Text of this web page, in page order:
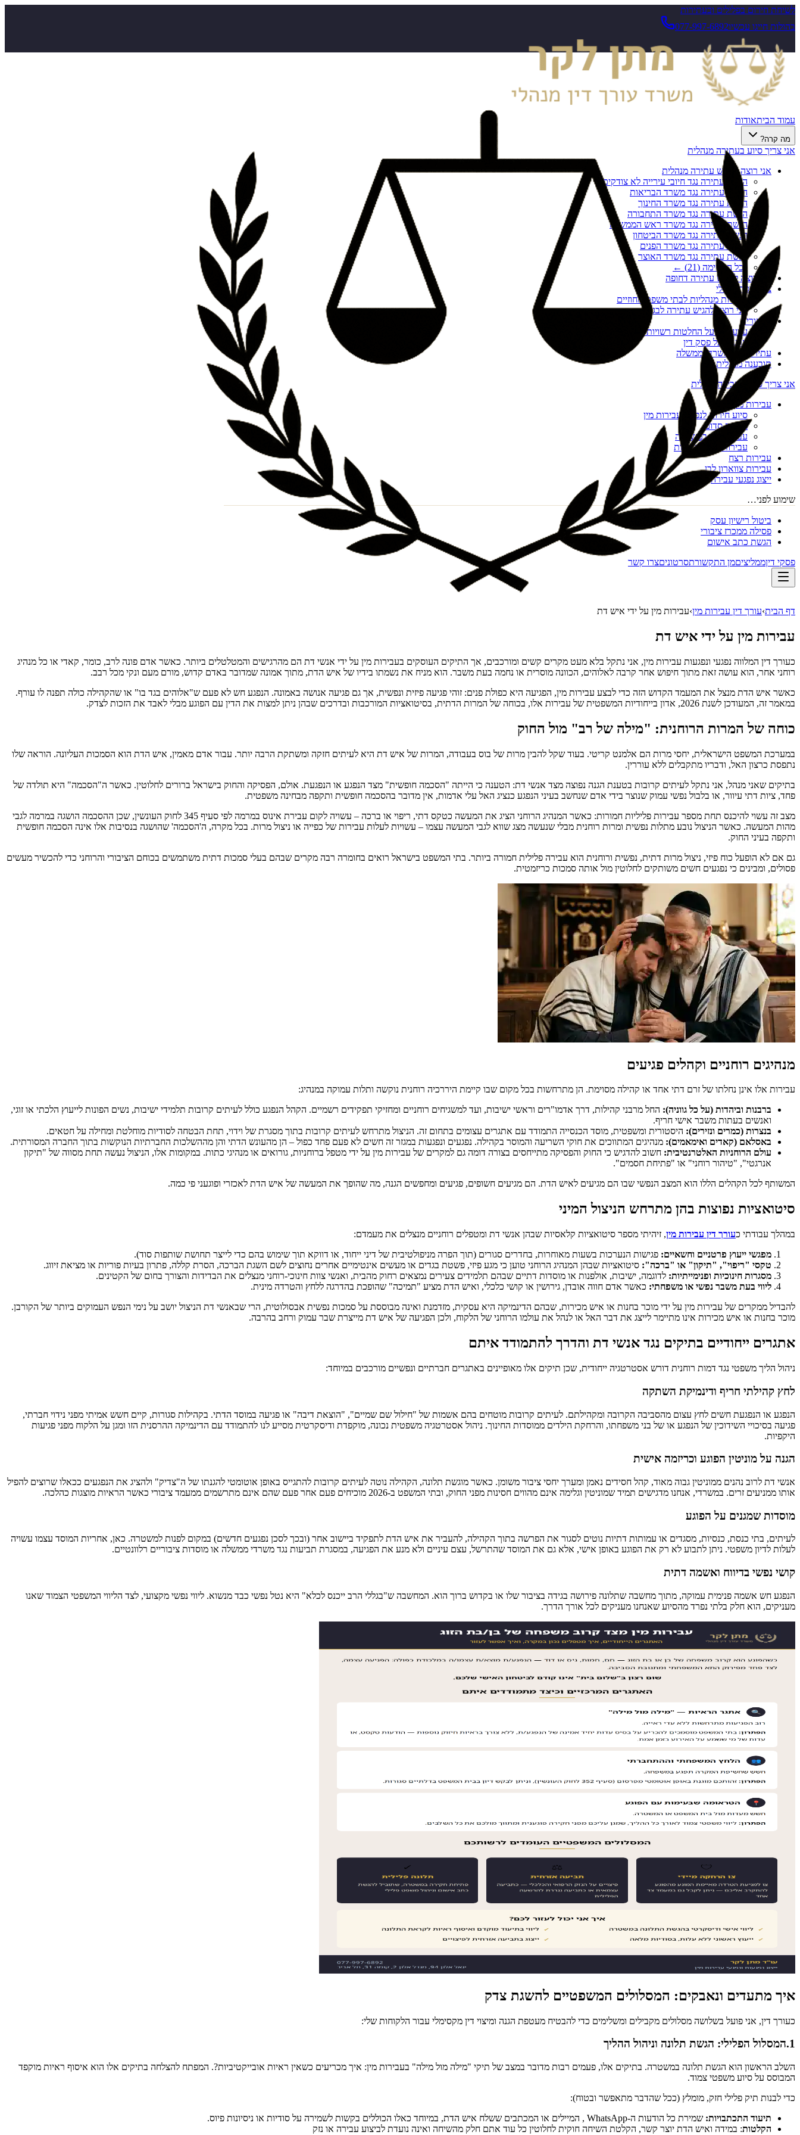
לשיחת חירום בפלילים ובעתירות
בהולות חייגו עכשיו077-997-6892
עמוד הביתאודות
מה קרה?
אני צריך סיוע בעתירה מנהלית
אני רוצה להגיש עתירה מנהלית
הגשת עתירה נגד חיובי עירייה לא צודקים
הגשת עתירה נגד משרד הבריאות
הגשת עתירה נגד משרד החינוך
הגשת עתירה נגד משרד התחבורה
הגשת עתירה נגד משרד ראש הממשלה
הגשת עתירה נגד משרד הביטחון
הגשת עתירה נגד משרד הפנים
הגשת עתירה נגד משרד האוצר
לכל הרשימה (21
) ←
אני רוצה להגיש עתירה דחופה
צו הריסה מנהלי
עתירות מנהליות לבתי משפט מחוזיים
אני רוצה להגיש עתירה לבג"ץ
ערעורים
ערעורים על החלטות רשויות מקומיות
ערעור על פסק דין
עתירות נגד משרדי ממשלה
תובענה מנהלית
אני צריך סיוע בעבירה פלילית
עבירות מין
סיוע חירום לנפגעי עבירות מין
מעשה סדום
עבירות מין במשפחה
עבירות מין דיגיטליות
עבירות רצח
עבירות צווארון לבן
ייצוג נפגעי עבירה
שימוע לפני…
ביטול רישיון עסק
פסילה ממכרז ציבורי
הגשת כתב אישום
פסקי דיןממליציםמן התקשורתסרטוניםצרו קשר
דף הבית›עורך דין עבירות מין›עבירות מין על ידי איש דת
עבירות מין על ידי איש דת
כעורך דין המלווה נפגעי ונפגעות עבירות מין, אני נתקל בלא מעט מקרים קשים ומורכבים, אך התיקים העוסקים בעבירות מין על ידי אנשי דת הם מהרגישים והמטלטלים ביותר. כאשר אדם פונה לרב, כומר, קאדי או כל מנהיג
רוחני אחר, הוא עושה זאת מתוך חיפוש אחר קרבה לאלוהים, הכוונה מוסרית או נחמה בעת משבר. הוא מניח את נשמתו בידיו של איש הדת, מתוך אמונה שמדובר באדם קדוש, מורם מעם ונקי מכל רבב.
כאשר איש הדת מנצל את המעמד הקדוש הזה כדי לבצע עבירות מין, הפגיעה היא כפולת פנים: זוהי פגיעה פיזית ונפשית, אך גם פגיעה אנושה באמונה. הנפגע חש לא פעם ש"אלוהים בגד בו" או שהקהילה כולה תפנה לו עורף.
במאמר זה, המעודכן לשנת 2026, אדון בייחודיות המשפטית של עבירות אלו, בכוחה של המרות הדתית, בסיטואציות המורכבות ובדרכים שבהן ניתן למצות את הדין עם הפוגע מבלי לאבד את הזכות לצדק.
כוחה של המרות הרוחנית: "מילה של רב" מול החוק
במערכת המשפט הישראלית, יחסי מרות הם אלמנט קריטי. בעוד שקל להבין מרות של בוס בעבודה, המרות של איש דת היא לעיתים חזקה ומשתקת הרבה יותר. עבור אדם מאמין, איש הדת הוא הסמכות העליונה. הוראה שלו
נתפסת כרצון האל, ודבריו מתקבלים ללא עוררין.
בתיקים שאני מנהל, אני נתקל לעיתים קרובות בטענת הגנה נפוצה מצד אנשי דת: הטענה כי הייתה "הסכמה חופשית" מצד הנפגע או הנפגעת. אולם, הפסיקה והחוק בישראל ברורים לחלוטין. כאשר ה"הסכמה" היא תולדה של
פחד, ציות דתי עיוור, או בלבול נפשי עמוק שנוצר בידי אדם שנחשב בעיני הנפגע כנציג האל עלי אדמות, אין מדובר בהסכמה חופשית ותקפה מבחינה משפטית.
מצב זה עשוי להיכנס תחת מספר עבירות פליליות חמורות: כאשר המנהיג הרוחני הציג את המעשה כטקס דתי, ריפוי או ברכה – עשויה לקום עבירת אינוס במרמה לפי סעיף 345 לחוק העונשין, שכן ההסכמה הושגה במרמה לגבי
מהות המעשה. כאשר הניצול נובע מתלות נפשית ומרות רוחנית מבלי שנעשה מצג שווא לגבי המעשה עצמו – עשויות לעלות עבירות של כפייה או ניצול מרות. בכל מקרה, ה'הסכמה' שהושגה בנסיבות אלו אינה הסכמה חופשית
ותקפה בעיני החוק.
גם אם לא הופעל כוח פיזי, ניצול מרות דתית, נפשית ורוחנית הוא עבירה פלילית חמורה ביותר. בתי המשפט בישראל רואים בחומרה רבה מקרים שבהם בעלי סמכות דתית משתמשים בכוחם הציבורי והרוחני כדי להכשיר מעשים
פסולים, ומבינים כי נפגעים חשים משותקים לחלוטין מול אותה סמכות כריזמטית.
מנהיגים רוחניים וקהלים פגיעים
עבירות אלו אינן נחלתו של זרם דתי אחד או קהילה מסוימת. הן מתרחשות בכל מקום שבו קיימת היררכיה רוחנית נוקשה ותלות עמוקה במנהיג:
ברבנות וביהדות (על כל גווניה): החל מרבני קהילות, דרך אדמו"רים וראשי ישיבות, ועד למשגיחים רוחניים ומחזיקי תפקידים רשמיים. הקהל הנפגע כולל לעיתים קרובות תלמידי ישיבות, נשים הפונות לייעוץ הלכתי או זוגי,
ואנשים בעתות משבר אישי חריף.
בנצרות (כמרים ונזירים): היסטורית ומשפטית, מוסד הכנסייה התמודד עם אתגרים עצומים בתחום זה. הניצול מתרחש לעיתים קרובות בתוך מסגרת של וידוי, תחת הבטחה לסודיות מוחלטת ומחילה על חטאים.
באסלאם (קאדים ואימאמים): מנהיגים המתווכים את חוקי השריעה והמוסר בקהילה. נפגעים ונפגעות במגזר זה חשים לא פעם פחד כפול – הן מהעונש הדתי והן מההשלכות החברתיות הנוקשות בתוך החברה המסורתית.
עולם הרוחניות האלטרנטיבית: חשוב להדגיש כי החוק והפסיקה מתייחסים בצורה דומה גם למקרים של עבירות מין על ידי מטפל ברוחניות, גורואים או מנהיגי כתות. במקומות אלו, הניצול נעשה תחת מסווה של "תיקון
אנרגטי", "טיהור רוחני" או "פתיחת חסמים".
המשותף לכל הקהלים הללו הוא המצב הנפשי שבו הם מגיעים לאיש הדת. הם מגיעים חשופים, פגיעים ומחפשים הגנה, מה שהופך את המעשה של איש הדת לאכזרי ופוגעני פי כמה.
סיטואציות נפוצות בהן מתרחש הניצול המיני
במהלך עבודתי כעורך דין עבירות מין, זיהיתי מספר סיטואציות קלאסיות שבהן אנשי דת ומטפלים רוחניים מנצלים את מעמדם:
מפגשי ייעוץ פרטניים וחשאיים: פגישות הנערכות בשעות מאוחרות, בחדרים סגורים (תוך הפרה מניפולטיבית של דיני ייחוד, או דווקא תוך שימוש בהם כדי לייצר תחושת שותפות סוד).
טקסי "ריפוי", "תיקון" או "ברכה": סיטואציות שבהן המנהיג הרוחני טוען כי מגע פיזי, פשטת בגדים או מעשים אינטימיים אחרים נחוצים לשם השגת הברכה, הסרת קללה, פתרון בעיות פוריות או מציאת זיווג.
מסגרות חינוכיות ופנימייתיות: לדוגמה, ישיבות, אולפנות או מוסדות דתיים שבהם תלמידים צעירים נמצאים רחוק מהבית, ואנשי צוות חינוכי-רוחני מנצלים את הבדידות והצורך בחום של הקטינים.
ליווי בעת משבר נפשי או משפחתי: כאשר אדם חווה אובדן, גירושין או קושי כלכלי, ואיש הדת מציע "תמיכה" שהופכת בהדרגה ללחץ והטרדה מינית.
להבדיל ממקרים של עבירות מין על ידי מוכר בחנות או איש מכירות, שבהם הדינמיקה היא עסקית, מזדמנת ואינה מבוססת על סמכות נפשית אבסולוטית, הרי שבאנשי דת הניצול יושב על נימי הנפש העמוקים ביותר של הקורבן.
מוכר בחנות או איש מכירות אינו מתיימר לייצג את דבר האל או לנהל את עולמו הרוחני של הלקוח, ולכן הפגיעה של איש דת מייצרת שבר עמוק ורחב בהרבה.
אתגרים ייחודיים בתיקים נגד אנשי דת והדרך להתמודד איתם
ניהול הליך משפטי נגד דמות רוחנית דורש אסטרטגיה ייחודית, שכן תיקים אלו מאופיינים באתגרים חברתיים ונפשיים מורכבים במיוחד:
לחץ קהילתי חריף ודינמיקת השתקה
הנפגע או הנפגעת חשים לחץ עצום מהסביבה הקרובה ומקהילתם. לעיתים קרובות מוטחים בהם אשמות של "חילול שם שמיים", "הוצאת דיבה" או פגיעה במוסד הדתי. בקהילות סגורות, קיים חשש אמיתי מפני נידוי חברתי,
פגיעה בסיכויי השידוכין של הנפגע או של בני משפחתו, והרחקת הילדים ממוסדות החינוך. ניהול אסטרטגיה משפטית נכונה, מוקפדת ודיסקרטית מסייע לנו להתמודד עם הדינמיקה ההרסנית הזו ומגן על הלקוח מפני פגיעות
היקפיות.
הגנה על מוניטין הפוגע וכריזמה אישית
אנשי דת לרוב נהנים ממוניטין גבוה מאוד, קהל חסידים נאמן ומערך יחסי ציבור משומן. כאשר מוגשת תלונה, הקהילה נוטה לעיתים קרובות להתגייס באופן אוטומטי להגנתו של ה"צדיק" ולהציג את הנפגעים ככאלו שרוצים להפיל
אותו ממניעים זרים. במשרדי, אנחנו מדגישים תמיד שמוניטין וגלימה אינם מהווים חסינות מפני החוק, ובתי המשפט ב-2026 מוכיחים פעם אחר פעם שהם אינם מתרשמים ממעמד ציבורי כאשר הראיות מוצגות כהלכה.
מוסדות שמגנים על הפוגע
לעיתים, בתי כנסת, כנסיות, מסגדים או עמותות דתיות נוטים לסגור את הפרשה בתוך הקהילה, להעביר את איש הדת לתפקיד ביישוב אחר (ובכך לסכן נפגעים חדשים) במקום לפנות למשטרה. כאן, אחריות המוסד עצמו עשויה
לעלות לדיון משפטי. ניתן לתבוע לא רק את הפוגע באופן אישי, אלא גם את המוסד שהתרשל, עצם עיניים ולא מנע את הפגיעה, במסגרת תביעות נגד משרדי ממשלה או מוסדות ציבוריים רלוונטיים.
קושי נפשי בדיווח ואשמה דתית
הנפגע חש אשמה פנימית עמוקה, מתוך מחשבה שתלונה פירושה בגידה בציבור שלו או בקדוש ברוך הוא. המחשבה ש"בגללי הרב ייכנס לכלא" היא נטל נפשי כבד מנשוא. ליווי נפשי מקצועי, לצד הליווי המשפטי הצמוד שאנו
מעניקים, הוא חלק בלתי נפרד מהסיוע שאנחנו מעניקים לכל אורך הדרך.
איך מתעדים ונאבקים: המסלולים המשפטיים להשגת צדק
כעורך דין, אני פועל בשלושה מסלולים מקבילים ומשלימים כדי להבטיח מעטפת הגנה ומיצוי דין מקסימלי עבור הלקוחות שלי:
1.המסלול הפלילי: הגשת תלונה וניהול ההליך
השלב הראשון הוא הגשת תלונה במשטרה. בתיקים אלו, פעמים רבות מדובר במצב של תיקי "מילה מול מילה" בעבירות מין: איך מכריעים כשאין ראיות אובייקטיביות?. המפתח להצלחה בתיקים אלו הוא איסוף ראיות מוקפד
המבוסס על סיוע משפטי צמוד.
כדי לבנות תיק פלילי חזק, מומלץ (ככל שהדבר מתאפשר ובטוח):
תיעוד התכתבויות: שמירת כל הודעות ה-WhatsApp , המיילים או המכתבים ששלח איש הדת, במיוחד כאלו הכוללים בקשות לשמירה על סודיות או ניסיונות פיוס.
הקלטות: במידה ואיש הדת יוצר קשר, הקלטת השיחה חוקית לחלוטין כל עוד אתם חלק מהשיחה ואינה נועדת לביצוע עבירה או נזק